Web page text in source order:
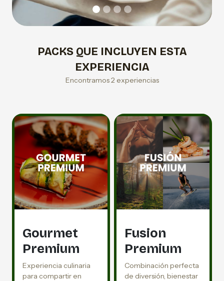
PACKS QUE INCLUYEN ESTA
EXPERIENCIA
Encontramos 2 experiencias
Gourmet
Premium
Experiencia culinaria
para compartir en
Fusion
Premium
Combinación perfecta
de diversión, bienestar